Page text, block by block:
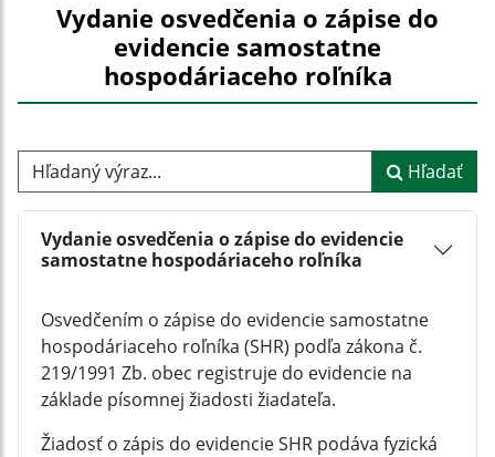
Vydanie osvedčenia o zápise do
evidencie samostatne
hospodáriaceho roľníka
Hľadaný výraz... Hľadať
Vydanie osvedčenia o zápise do evidencie
samostatne hospodáriaceho roľníka
Osvedčením o zápise do evidencie samostatne
hospodáriaceho roľníka (SHR) podľa zákona č.
219/1991 Zb. obec registruje do evidencie na
základe písomnej žiadosti žiadateľa.
Žiadosť o zápis do evidencie SHR podáva fyzická